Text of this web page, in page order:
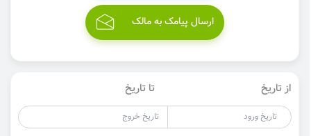
ارسال پیامک به مالک
از تاریخ تا تاریخ